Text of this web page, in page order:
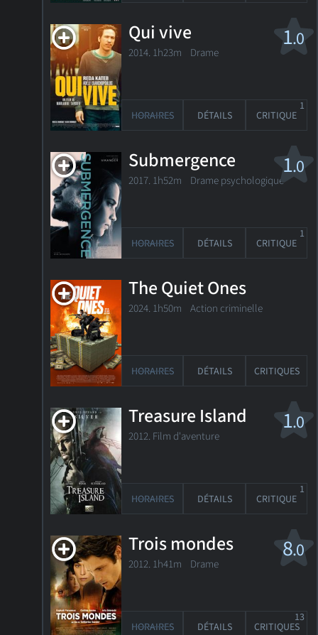
1.0
Qui vive
2014. 1h23m Drame
HORAIRES DÉTAILS CRITIQUE
1
1.0
Submergence
2017. 1h52m Drame psychologique
HORAIRES DÉTAILS CRITIQUE
1
The Quiet Ones
2024. 1h50m Action criminelle
HORAIRES DÉTAILS CRITIQUES
1.0
Treasure Island
2012. Film d'aventure
HORAIRES DÉTAILS CRITIQUE
1
8.0
Trois mondes
2012. 1h41m Drame
HORAIRES DÉTAILS CRITIQUES
13